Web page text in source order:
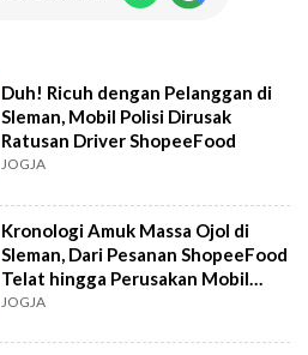
Duh! Ricuh dengan Pelanggan di
Sleman, Mobil Polisi Dirusak
Ratusan Driver ShopeeFood
JOGJA
Kronologi Amuk Massa Ojol di
Sleman, Dari Pesanan ShopeeFood
Telat hingga Perusakan Mobil
Polisi
JOGJA